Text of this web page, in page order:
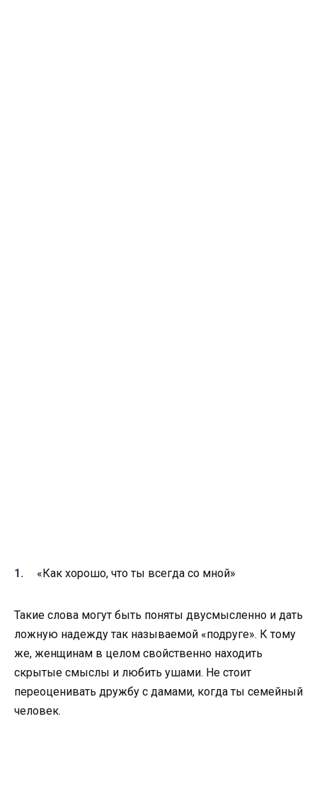
«Как хорошо, что ты всегда со мной»
Такие слова могут быть поняты двусмысленно и дать
ложную надежду так называемой «подруге». К тому
же, женщинам в целом свойственно находить
скрытые смыслы и любить ушами. Не стоит
переоценивать дружбу с дамами, когда ты семейный
человек.